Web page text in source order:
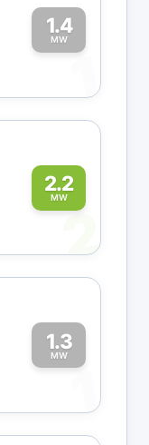
1.4
MW
1
2.2
MW
2
1.3
MW
1